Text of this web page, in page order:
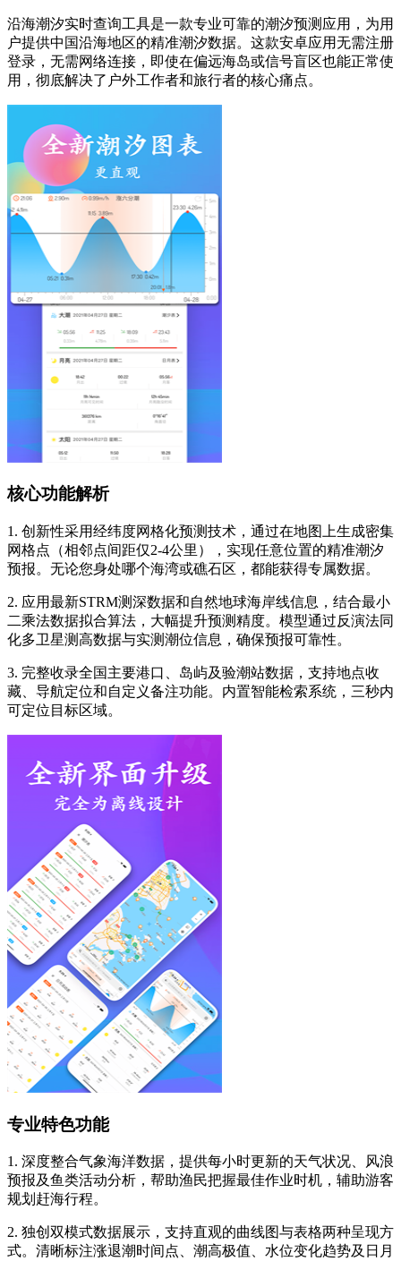
沿海潮汐实时查询工具是一款专业可靠的潮汐预测应用，为用
户提供中国沿海地区的精准潮汐数据。这款安卓应用无需注册
登录，无需网络连接，即使在偏远海岛或信号盲区也能正常使
用，彻底解决了户外工作者和旅行者的核心痛点。
核心功能解析
1. 创新性采用经纬度网格化预测技术，通过在地图上生成密集
网格点（相邻点间距仅2-4公里），实现任意位置的精准潮汐
预报。无论您身处哪个海湾或礁石区，都能获得专属数据。
2. 应用最新STRM测深数据和自然地球海岸线信息，结合最小
二乘法数据拟合算法，大幅提升预测精度。模型通过反演法同
化多卫星测高数据与实测潮位信息，确保预报可靠性。
3. 完整收录全国主要港口、岛屿及验潮站数据，支持地点收
藏、导航定位和自定义备注功能。内置智能检索系统，三秒内
可定位目标区域。
专业特色功能
1. 深度整合气象海洋数据，提供每小时更新的天气状况、风浪
预报及鱼类活动分析，帮助渔民把握最佳作业时机，辅助游客
规划赶海行程。
2. 独创双模式数据展示，支持直观的曲线图与表格两种呈现方
式。清晰标注涨退潮时间点、潮高极值、水位变化趋势及日月